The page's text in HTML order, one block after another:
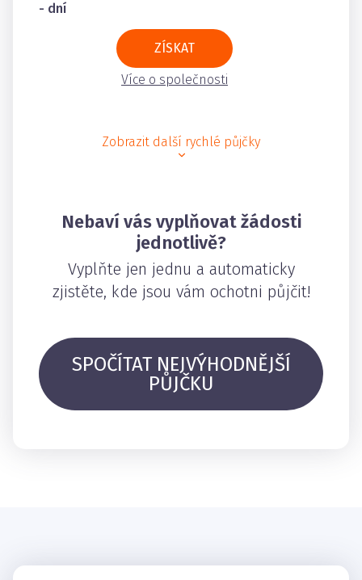
- dní
ZÍSKAT
Více o společnosti
Zobrazit další rychlé půjčky
Nebaví vás vyplňovat žádosti
jednotlivě?
Vyplňte jen jednu a automaticky
zjistěte, kde jsou vám ochotni půjčit!
SPOČÍTAT NEJVÝHODNĚJŠÍ
PŮJČKU